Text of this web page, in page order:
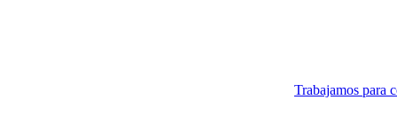
Trabajamos para